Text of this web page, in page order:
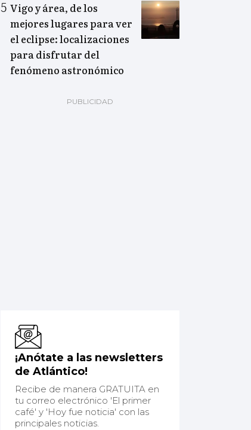
Vigo y área, de los
mejores lugares para ver
el eclipse: localizaciones
para disfrutar del
fenómeno astronómico
¡Anótate a las newsletters
de Atlántico!
Recibe de manera GRATUITA en
tu correo electrónico 'El primer
café' y 'Hoy fue noticia' con las
principales noticias.